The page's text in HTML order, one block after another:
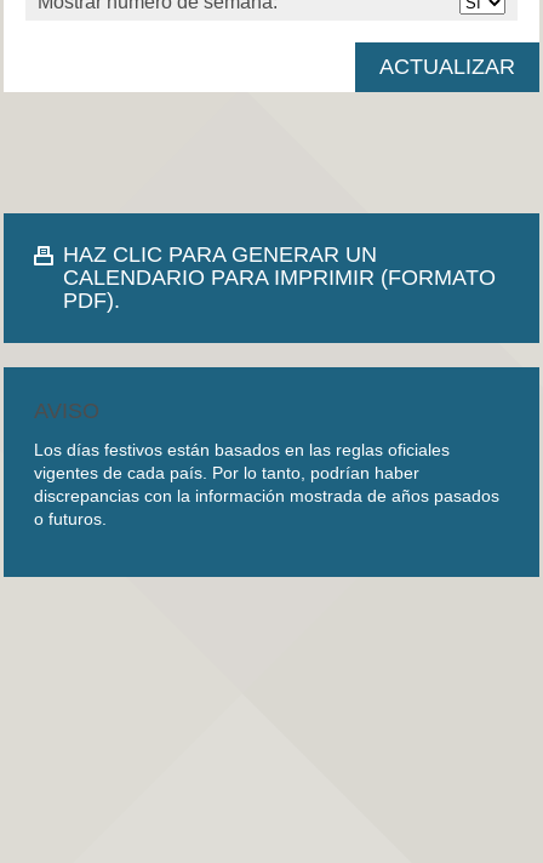
HAZ CLIC PARA GENERAR UN
CALENDARIO PARA IMPRIMIR (FORMATO
PDF).
AVISO
Los días festivos están basados en las reglas oficiales
vigentes de cada país. Por lo tanto, podrían haber
discrepancias con la información mostrada de años pasados
o futuros.